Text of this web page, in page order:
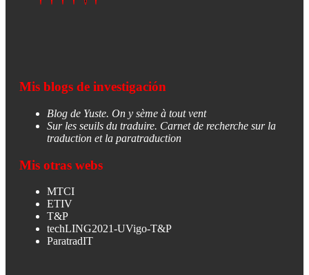
Mis blogs de investigación
Blog de Yuste. On y sème à tout vent
Sur les seuils du traduire. Carnet de recherche sur la
traduction et la paratraduction
Mis otras webs
MTCI
ETIV
T&P
techLING2021-UVigo-T&P
ParatradIT